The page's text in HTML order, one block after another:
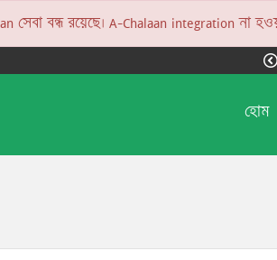
বন্ধ রয়েছে। A-Chalaan integration না হওয়া
হোম